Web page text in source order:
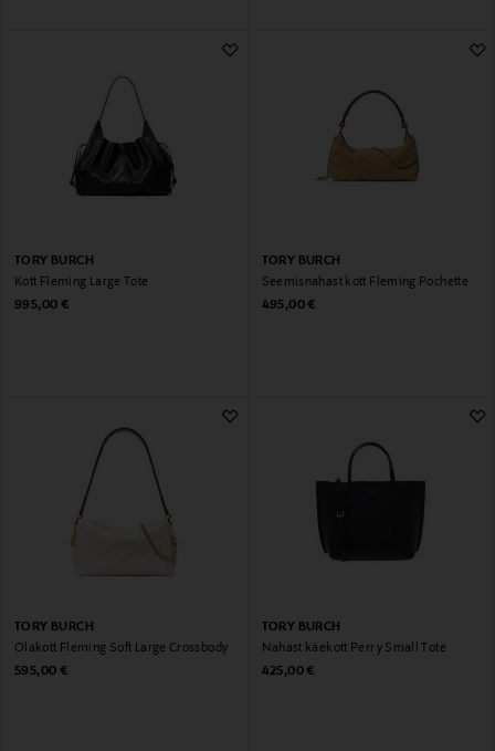
TORY BURCH
Kott Fleming Large Tote
Original Price
995,00 €
TORY BURCH
Seemisnahast kott Fleming Pochette
Original Price
495,00 €
TORY BURCH
Õlakott Fleming Soft Large Crossbody
Original Price
595,00 €
TORY BURCH
Nahast käekott Perry Small Tote
Original Price
425,00 €